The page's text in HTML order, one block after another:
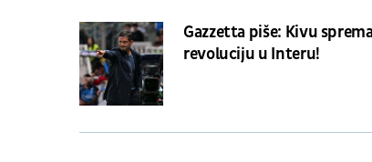
Gazzetta piše: Kivu
revoluciju u Interu!